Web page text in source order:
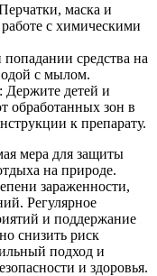
маска и
с химическими
средства на
с мылом.
Держите детей и
обработанных зон в
к препарату.
мера для защиты
на природе.
зараженности,
Регулярное
и поддержание
снизить риск
подход и
и здоровья.